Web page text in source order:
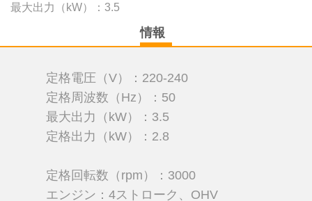
最大出力（kW）：3.5
情報
定格電圧（V）：220-240
定格周波数（Hz）：50
最大出力（kW）：3.5
定格出力（kW）：2.8
定格回転数（rpm）：3000
エンジン：4ストローク、OHV